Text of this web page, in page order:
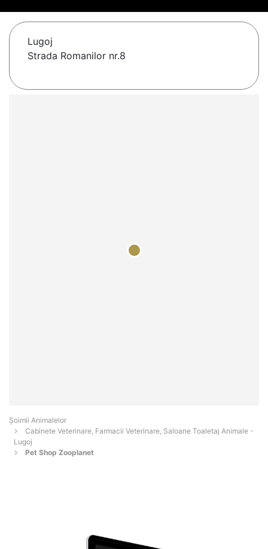
Lugoj
Strada Romanilor nr.8
Şoimii Animalelor
Cabinete Veterinare, Farmacii Veterinare, Saloane Toaletaj Animale -
Lugoj
Pet Shop Zooplanet